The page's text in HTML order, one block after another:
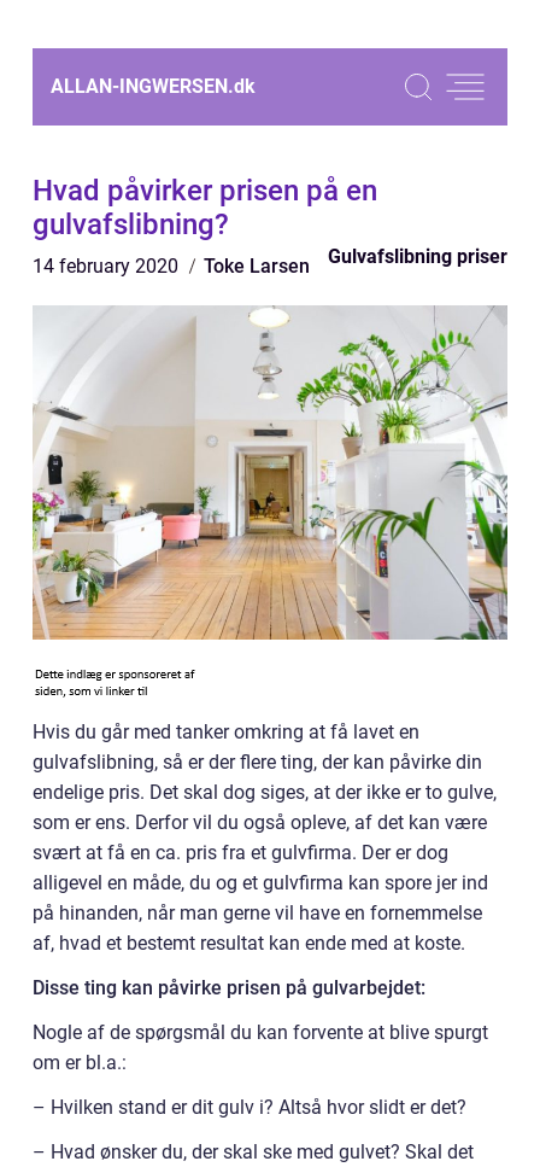
ALLAN-INGWERSEN.dk
Hvad påvirker prisen på en
gulvafslibning?
14 february 2020 Toke Larsen Gulvafslibning priser
Hvis du går med tanker omkring at få lavet en
gulvafslibning, så er der flere ting, der kan påvirke din
endelige pris. Det skal dog siges, at der ikke er to gulve,
som er ens. Derfor vil du også opleve, af det kan være
svært at få en ca. pris fra et gulvfirma. Der er dog
alligevel en måde, du og et gulvfirma kan spore jer ind
på hinanden, når man gerne vil have en fornemmelse
af, hvad et bestemt resultat kan ende med at koste.
Disse ting kan påvirke prisen på gulvarbejdet:
Nogle af de spørgsmål du kan forvente at blive spurgt
om er bl.a.:
– Hvilken stand er dit gulv i? Altså hvor slidt er det?
– Hvad ønsker du, der skal ske med gulvet? Skal det